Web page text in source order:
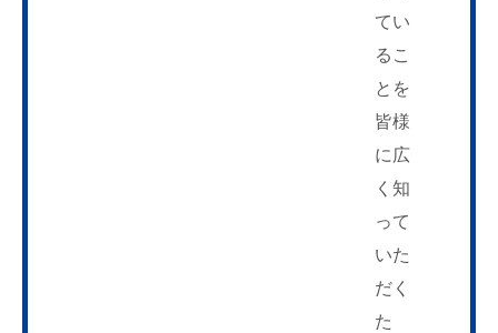
てい
るこ
とを
皆様
に広
く知
って
いた
だく
た